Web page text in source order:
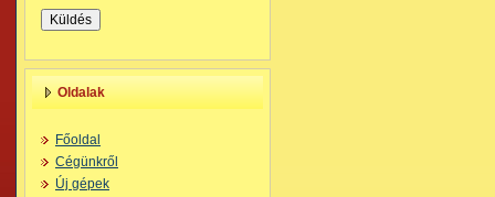
Oldalak
Főoldal
Cégünkről
Új gépek